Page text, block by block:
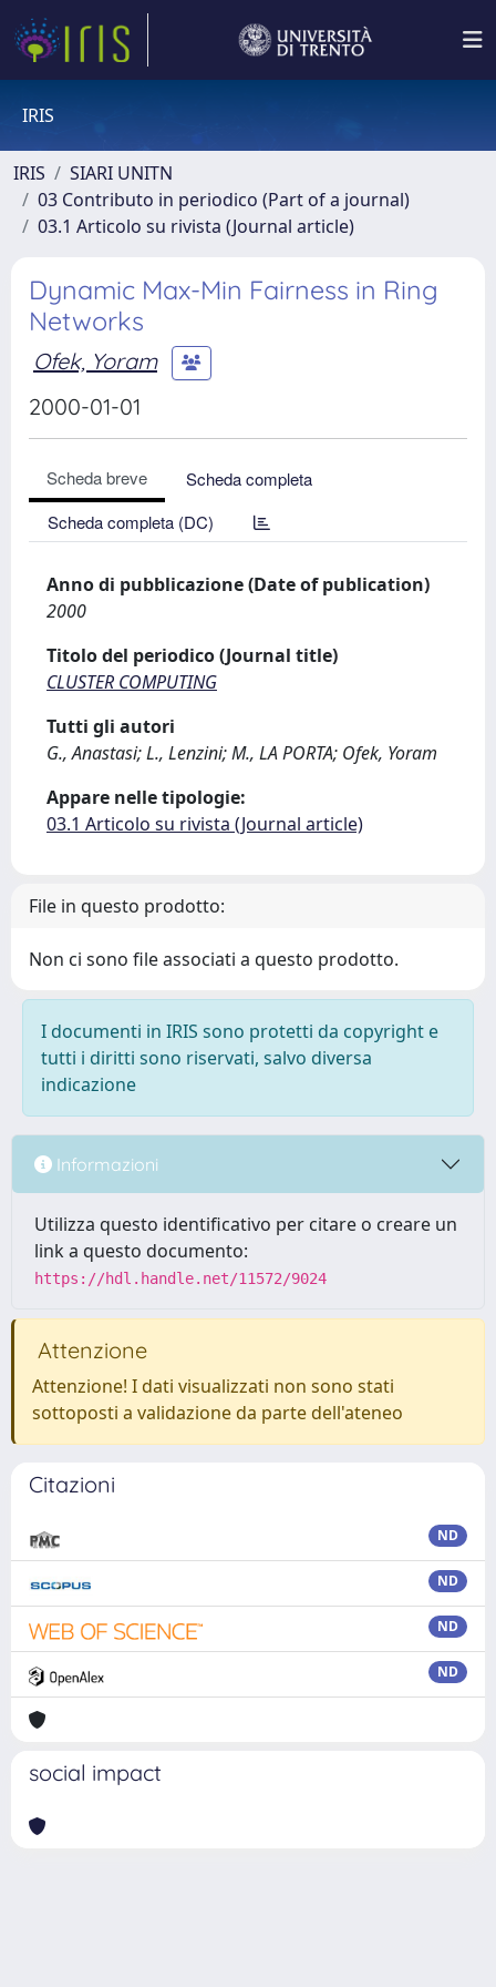
IRIS
IRIS
SIARI UNITN
03 Contributo in periodico (Part of a journal)
03.1 Articolo su rivista (Journal article)
Dynamic Max-Min Fairness in Ring
Networks
Ofek, Yoram
2000-01-01
Scheda breve
Scheda completa
Scheda completa (DC)
Anno di pubblicazione (Date of publication)
2000
Titolo del periodico (Journal title)
CLUSTER COMPUTING
Tutti gli autori
G., Anastasi; L., Lenzini; M., LA PORTA; Ofek, Yoram
Appare nelle tipologie:
03.1 Articolo su rivista (Journal article)
File in questo prodotto:
Non ci sono file associati a questo prodotto.
I documenti in IRIS sono protetti da copyright e
tutti i diritti sono riservati, salvo diversa
indicazione
Informazioni
Utilizza questo identificativo per citare o creare un
link a questo documento:
https://hdl.handle.net/11572/9024
Attenzione
Attenzione! I dati visualizzati non sono stati
sottoposti a validazione da parte dell'ateneo
Citazioni
ND
ND
ND
ND
social impact